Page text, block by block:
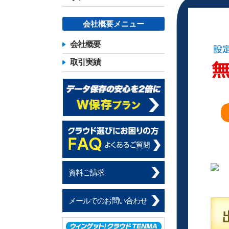
会社概要メニュー
会社概要
取引実績
資料ご請求
メールでのお問い合わせ